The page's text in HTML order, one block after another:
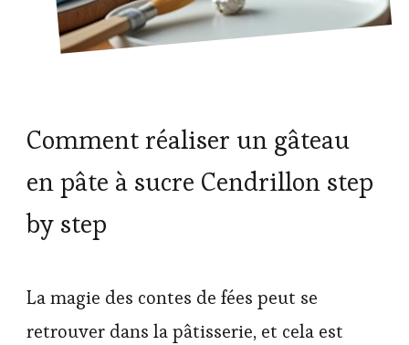
Comment réaliser un gâteau
en pâte à sucre Cendrillon step
by step
La magie des contes de fées peut se
retrouver dans la pâtisserie, et cela est